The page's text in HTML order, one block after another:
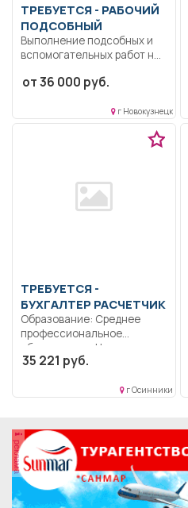
ТРЕБУЕТСЯ - РАБОЧИЙ
ПОДСОБНЫЙ
Выполнение подсобных и
вспомогательных работ на
участках; погрузка,...
от 36 000 руб.
г Новокузнецк
ТРЕБУЕТСЯ -
БУХГАЛТЕР РАСЧЕТЧИК
Образование: Среднее
профессиональное
образование.. Начисление
заработной платы,
35 221 руб.
г Осинники
реклама